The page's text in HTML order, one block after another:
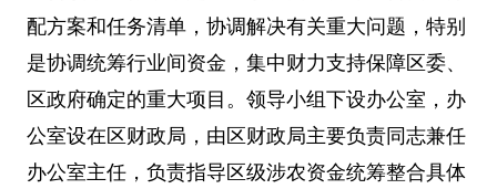
配方案和任务清单，协调解决有关重大问题，特别
是协调统筹行业间资金，集中财力支持保障区委、
区政府确定的重大项目。领导小组下设办公室，办
公室设在区财政局，由区财政局主要负责同志兼任
办公室主任，负责指导区级涉农资金统筹整合具体